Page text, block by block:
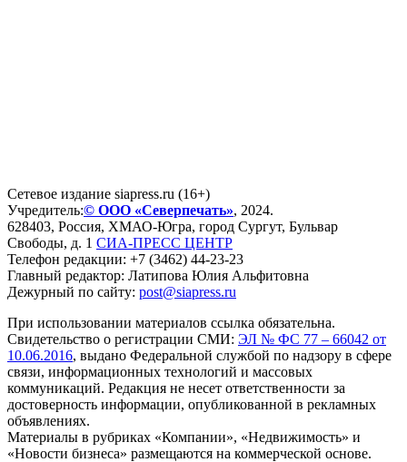
Сетевое издание siapress.ru (16+)
Учредитель:© ООО «Северпечать», 2024.
628403, Россия, ХМАО-Югра, город Сургут, Бульвар
Свободы, д. 1 СИА-ПРЕСС ЦЕНТР
Телефон редакции: +7 (3462) 44-23-23
Главный редактор: Латипова Юлия Альфитовна
Дежурный по сайту: post@siapress.ru
При использовании материалов ссылка обязательна.
Свидетельство о регистрации СМИ: ЭЛ № ФС 77 – 66042 от
10.06.2016, выдано Федеральной службой по надзору в сфере
связи, информационных технологий и массовых
коммуникаций. Редакция не несет ответственности за
достоверность информации, опубликованной в рекламных
объявлениях.
Материалы в рубриках «Компании», «Недвижимость» и
«Новости бизнеса» размещаются на коммерческой основе.